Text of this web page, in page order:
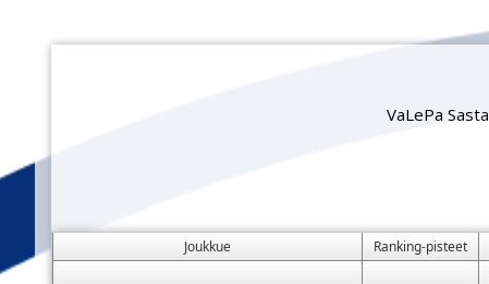
VaLePa
Joukkue Ranking-pisteet